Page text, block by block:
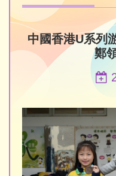
中國香港U系列
鄭